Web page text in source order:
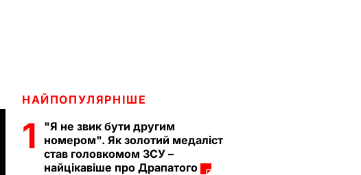
НАЙПОПУЛЯРНІШЕ
1
"Я не звик бути другим
номером". Як золотий медаліст
став головкомом ЗСУ –
найцікавіше про Драпатого